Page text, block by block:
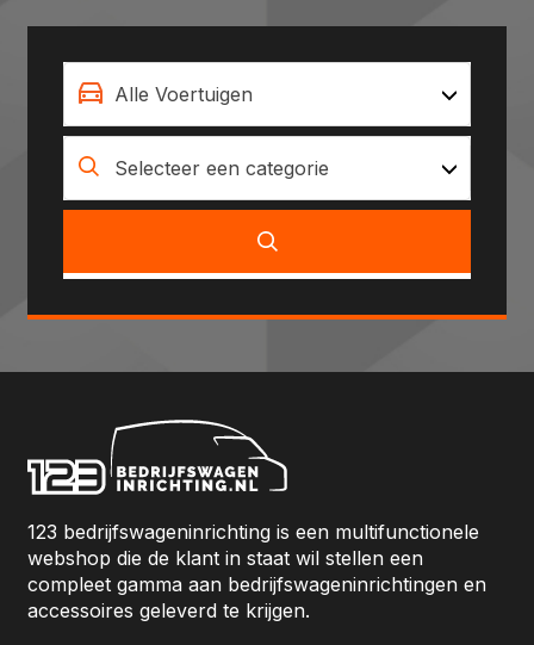
Alle Voertuigen
Selecteer een categorie
123 bedrijfswageninrichting is een multifunctionele
webshop die de klant in staat wil stellen een
compleet gamma aan bedrijfswageninrichtingen en
accessoires geleverd te krijgen.